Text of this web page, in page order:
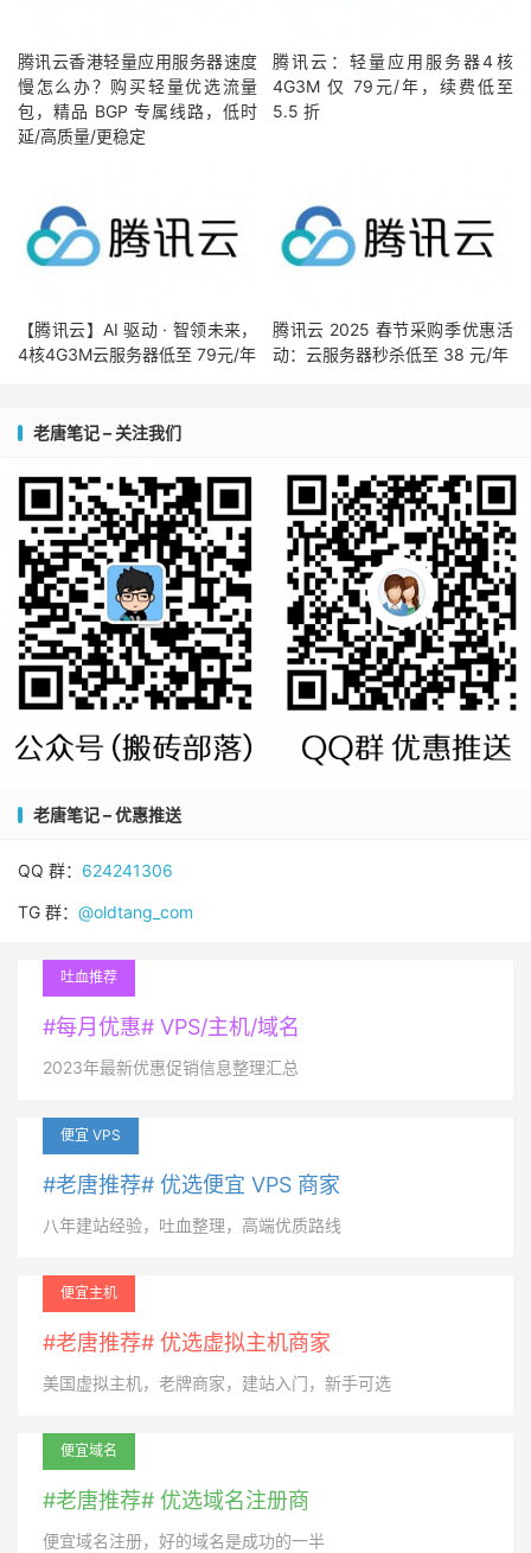
腾讯云香港轻量应用服务器速度
慢怎么办？购买轻量优选流量
包，精品 BGP 专属线路，低时
延/高质量/更稳定
腾讯云：轻量应用服务器4核
4G3M 仅 79元/年，续费低至
5.5 折
【腾讯云】AI 驱动 · 智领未来，
4核4G3M云服务器低至 79元/年
腾讯云 2025 春节采购季优惠活
动：云服务器秒杀低至 38 元/年
老唐笔记 – 关注我们
老唐笔记 – 优惠推送
QQ 群： 624241306
TG 群： @oldtang_com
吐血推荐
#每月优惠# VPS/主机/域名
2023年最新优惠促销信息整理汇总
便宜 VPS
#老唐推荐# 优选便宜 VPS 商家
八年建站经验，吐血整理，高端优质路线
便宜主机
#老唐推荐# 优选虚拟主机商家
美国虚拟主机，老牌商家，建站入门，新手可选
便宜域名
#老唐推荐# 优选域名注册商
便宜域名注册，好的域名是成功的一半